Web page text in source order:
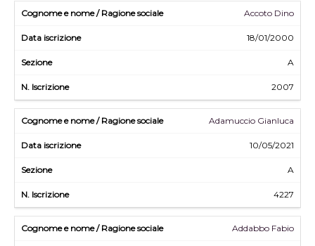
Accoto Dino
18/01/2000
A
2007
Adamuccio Gianluca
10/05/2021
A
4227
Addabbo Fabio